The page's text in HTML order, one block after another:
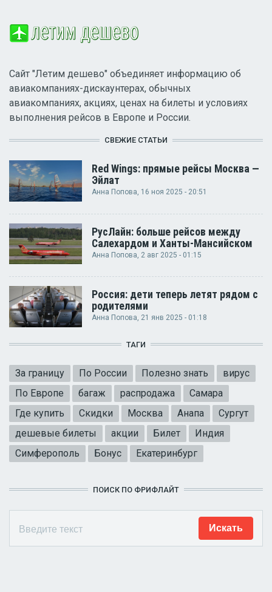
Сайт "Летим дешево" объединяет информацию об
авиакомпаниях-дискаунтерах, обычных
авиакомпаниях, акциях, ценах на билеты и условиях
выполнения рейсов в Европе и России.
СВЕЖИЕ СТАТЬИ
Red Wings: прямые рейсы Москва —
Эйлат
Анна Попова, 16 ноя 2025 - 20:51
РусЛайн: больше рейсов между
Салехардом и Ханты-Мансийском
Анна Попова , 2 авг 2025 - 01:15
Россия: дети теперь летят рядом с
родителями
Анна Попова, 21 янв 2025 - 01:18
ТАГИ
За границу По России Полезно знать
вирус
По Европе
багаж распродажа
Самара
Где купить
Скидки Москва Анапа
Сургут
дешевые билеты
акции Билет
Индия
Симферополь
Бонус Екатеринбург
ПОИСК ПО ФРИФЛАЙТ